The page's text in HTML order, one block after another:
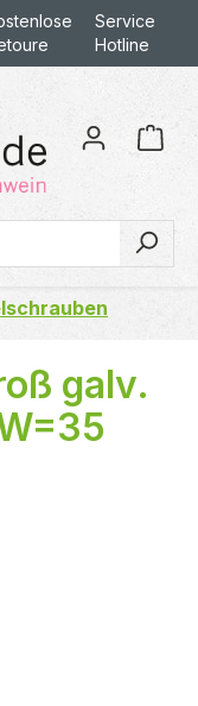
Service
Hotline
galv.